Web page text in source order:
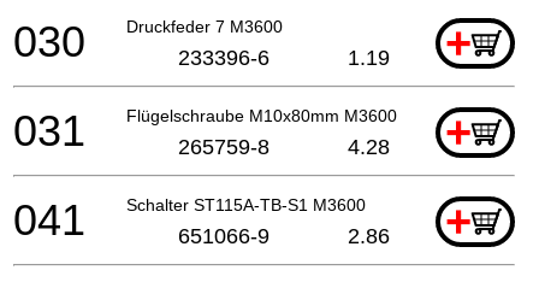
Druckfeder 7 M3600 +
030 233396-6 1.19
Flügelschraube M10x80mm M3600 +
031 265759-8 4.28
Schalter ST115A-TB-S1 M3600 +
041 651066-9 2.86